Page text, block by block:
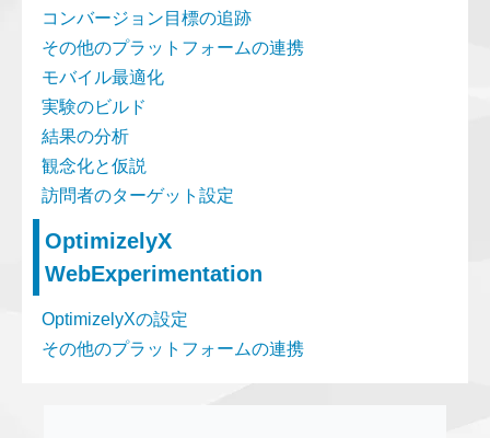
コンバージョン目標の追跡
その他のプラットフォームの連携
モバイル最適化
実験のビルド
結果の分析
観念化と仮説
訪問者のターゲット設定
OptimizelyX
WebExperimentation
OptimizelyXの設定
その他のプラットフォームの連携